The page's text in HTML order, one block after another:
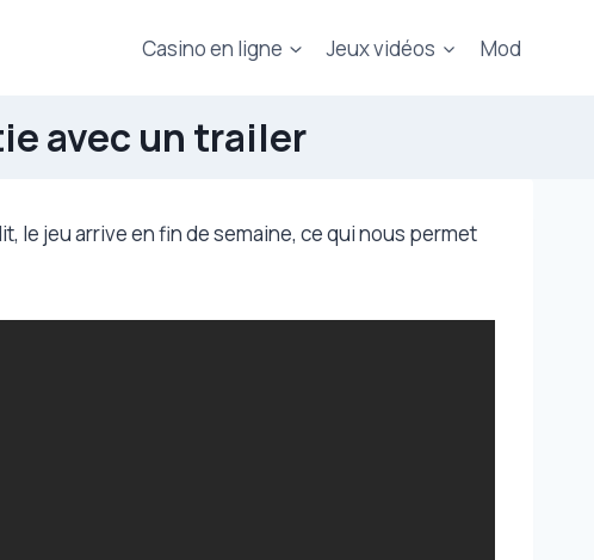
Casino en ligne Jeux vidéos Mod
avec un trailer
le jeu arrive en fin de semaine, ce qui nous permet